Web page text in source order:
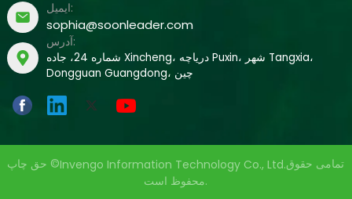
ایمیل:
sophia@soonleader.com
آدرس:
شماره 24، جاده Xincheng، دریاچه Puxin، شهر Tangxia،
Dongguan Guangdong، چین
حق چاپ ©Invengo Information Technology Co., Ltd.تمامی حقوق
محفوظ است.